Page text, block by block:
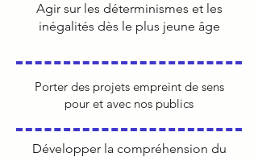
Agir sur les déterminismes et les
inégalités dès le plus jeune âge
Porter des projets empreint de sens
pour et avec nos publics
Développer la compréhension du